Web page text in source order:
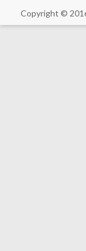
Copyright ©